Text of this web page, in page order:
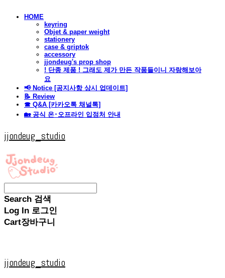
HOME
keyring
Objet & paper weight
stationery
case & griptok
accessory
jjondeug's prop shop
! 단종 제품 ! 그래도 제가 만든 작품들이니 자랑해보아
요
📢 Notice [공지사항 상시 업데이트]
📝 Review
☎ Q&A [카카오톡 채널톡]
🏡 공식 온･오프라인 입점처 안내
jjondeug_studio
Search 검색
Log In 로그인
Cart장바구니
jjondeug_studio